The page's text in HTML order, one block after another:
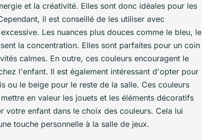
et la créativité. Elles sont donc idéales pour les
il est conseillé de les utiliser avec
Les nuances plus douces comme le bleu, le
la concentration. Elles sont parfaites pour un coin
calmes. En outre, ces couleurs encouragent le
l'enfant. Il est également intéressant d'opter pour
ou le beige pour le reste de la salle. Ces couleurs
en valeur les jouets et les éléments décoratifs
votre enfant dans le choix des couleurs. Cela lui
touche personnelle à la salle de jeux.